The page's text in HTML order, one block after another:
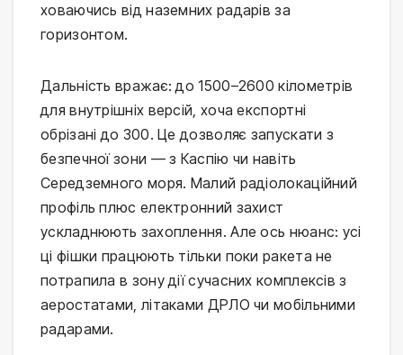
ховаючись від наземних радарів за
горизонтом.
Дальність вражає: до 1500–2600 кілометрів
для внутрішніх версій, хоча експортні
обрізані до 300. Це дозволяє запускати з
безпечної зони — з Каспію чи навіть
Середземного моря. Малий радіолокаційний
профіль плюс електронний захист
ускладнюють захоплення. Але ось нюанс: усі
ці фішки працюють тільки поки ракета не
потрапила в зону дії сучасних комплексів з
аеростатами, літаками ДРЛО чи мобільними
радарами.